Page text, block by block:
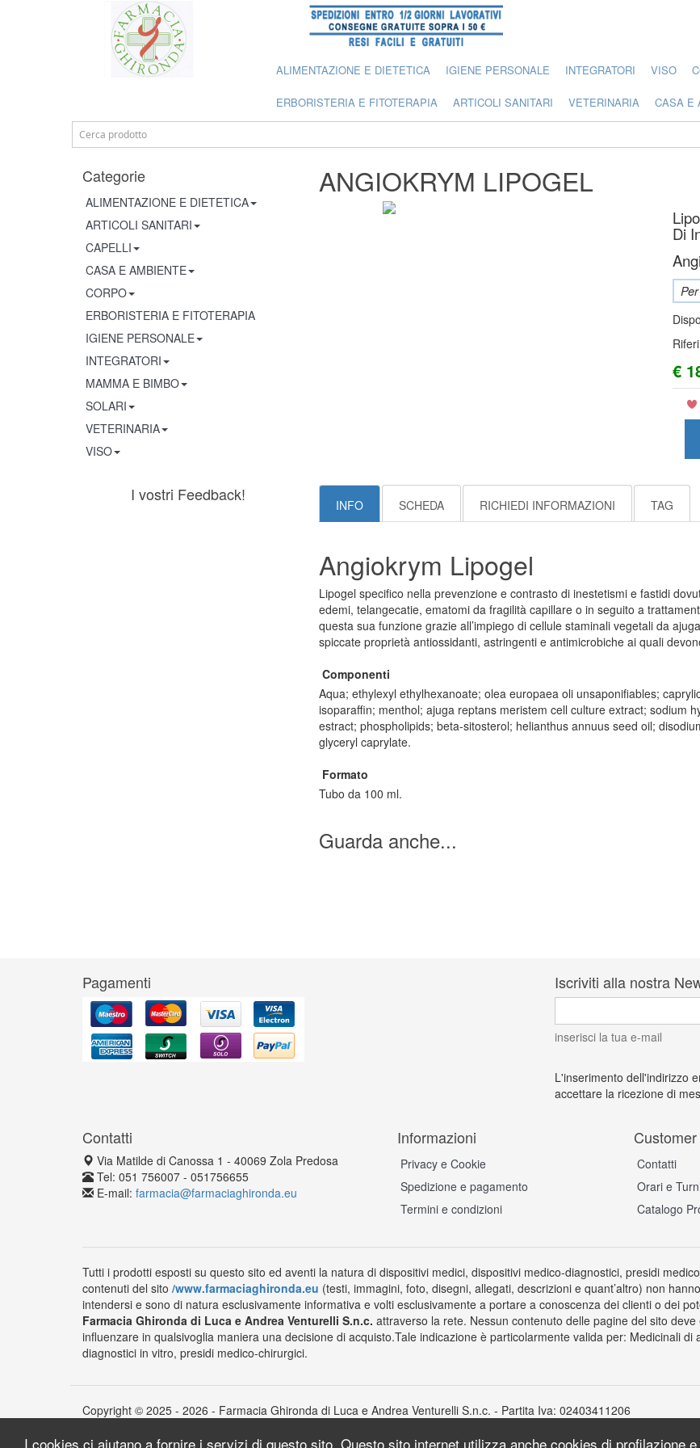
I cookies ci aiutano a fornire i servizi di questo sito. Questo sito internet utilizza anche cookies di profilazione
ALIMENTAZIONE E DIETETICA IGIENE PERSONALE INTEGRATORI VISO
ERBORISTERIA E FITOTERAPIA ARTICOLI SANITARI VETERINARIA CASA E
ANGIOKRYM LIPOGEL
Di
€
INFO SCHEDA RICHIEDI INFORMAZIONI TAG
Angiokrym Lipogel
Lipogel specifico nella prevenzione e contrasto di inestetismi e fastidi
edemi, telangecatie, ematomi da fragilità capillare o in seguito a
questa sua funzione grazie all’impiego di cellule staminali vegetali da
spiccate proprietà antiossidanti, astringenti e antimicrobiche ai quali
Componenti
Aqua; ethylexyl ethylhexanoate; olea europaea oli unsaponifiables;
isoparaffin; menthol; ajuga reptans meristem cell culture extract; sodium
estract; phospholipids; beta-sitosterol; helianthus annuus seed oil;
glyceryl caprylate.
Formato
Tubo da 100 ml.
Guarda anche...
Categorie
ALIMENTAZIONE E DIETETICA
ARTICOLI SANITARI
CAPELLI
CASA E AMBIENTE
CORPO
ERBORISTERIA E FITOTERAPIA
IGIENE PERSONALE
INTEGRATORI
MAMMA E BIMBO
SOLARI
VETERINARIA
VISO
I vostri Feedback!
Pagamenti Iscriviti alla nostra
inserisci la tua e-mail
L'inserimento dell'indirizzo
accettare la ricezione di
Contatti
Via Matilde di Canossa 1 - 40069 Zola Predosa
Tel: 051 756007 - 051756655
E-mail: farmacia@farmaciaghironda.eu
Informazioni
Privacy e Cookie
Spedizione e pagamento
Termini e condizioni
Contatti
Orari e
Catalogo
Tutti i prodotti esposti su questo sito ed aventi la natura di dispositivi medici, dispositivi medico-diagnostici, presidi
contenuti del sito /www.farmaciaghironda.eu (testi, immagini, foto, disegni, allegati, descrizioni e quant’altro) non
intendersi e sono di natura esclusivamente informativa e volti esclusivamente a portare a conoscenza dei clienti o dei
Farmacia Ghironda di Luca e Andrea Venturelli S.n.c. attraverso la rete. Nessun contenuto delle pagine del sito
influenzare in qualsivoglia maniera una decisione di acquisto.Tale indicazione è particolarmente valida per: Medicinali
diagnostici in vitro, presidi medico-chirurgici.
Copyright © 2025 - 2026 - Farmacia Ghironda di Luca e Andrea Venturelli S.n.c. - Partita Iva: 02403411206